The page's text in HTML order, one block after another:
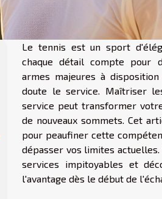
Le tennis est un sport
chaque détail compte pour
armes majeures à
doute le service. Maîtriser
service peut transformer
de nouveaux sommets. Cet
pour peaufiner cette
dépasser vos limites
services impitoyables et
l'avantage dès le début de